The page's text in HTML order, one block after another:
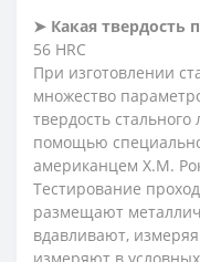
➤ Какая твердость
56 HRC
При изготовлении
множество
твердость
помощью
американцем Х.М.
Тестирование
размещают
вдавливают,